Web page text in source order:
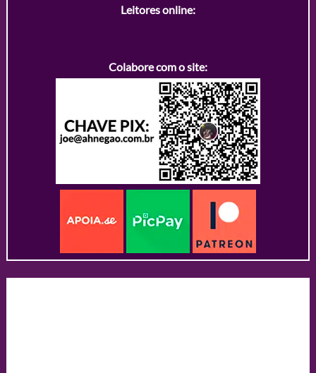
Leitores online:
Colabore com o site: